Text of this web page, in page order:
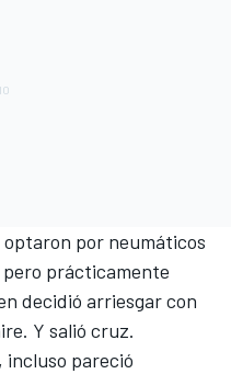
por neumáticos
prácticamente
decidió arriesgar con
Y salió cruz.
incluso pareció